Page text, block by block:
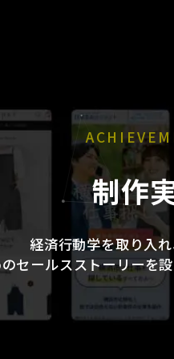
制作
経済行動学を取り入
セールスストーリーを